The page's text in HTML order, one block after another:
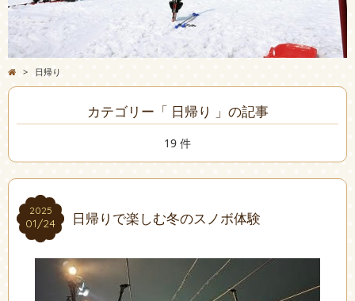
> 日帰り
カテゴリー「 日帰り 」の記事
19 件
2025
01/24
2025
01/24 日帰りで楽しむ冬のスノボ体験